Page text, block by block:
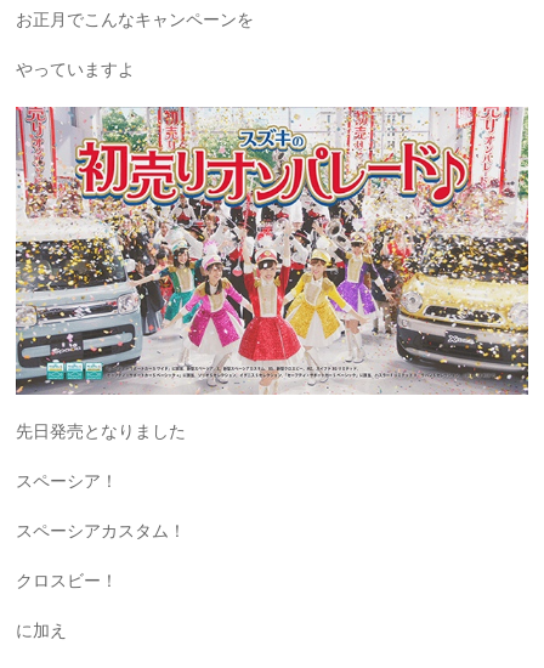
お正月でこんなキャンペーンを
やっていますよ
先日発売となりました
スペーシア！
スペーシアカスタム！
クロスビー！
に加え